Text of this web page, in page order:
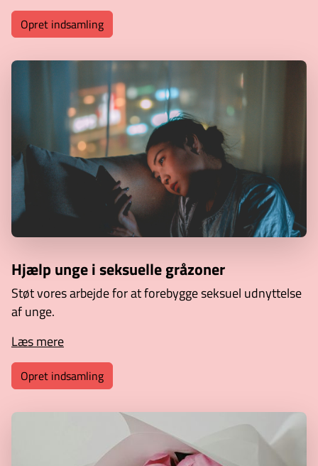
Opret indsamling
Hjælp unge i seksuelle gråzoner
Støt vores arbejde for at forebygge seksuel udnyttelse
af unge.
Læs mere
Opret indsamling